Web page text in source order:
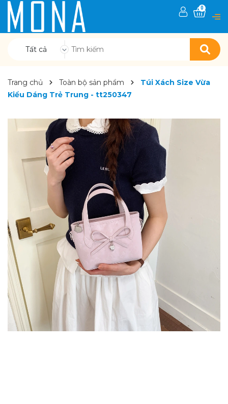
Tất cả
0
Trang chủ Toàn bộ sản phẩm
Túi Xách Size Vừa
Kiểu Dáng Trẻ Trung - tt250347